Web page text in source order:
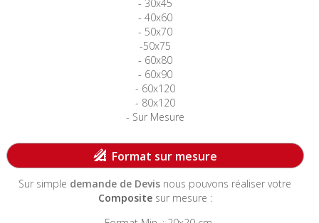
- 30x45
- 40x60
- 50x70
-50x75
- 60x80
- 60x90
- 60x120
- 80x120
- Sur Mesure
Format sur mesure
Sur simple demande de Devis nous pouvons réaliser votre
Compositesur mesure :